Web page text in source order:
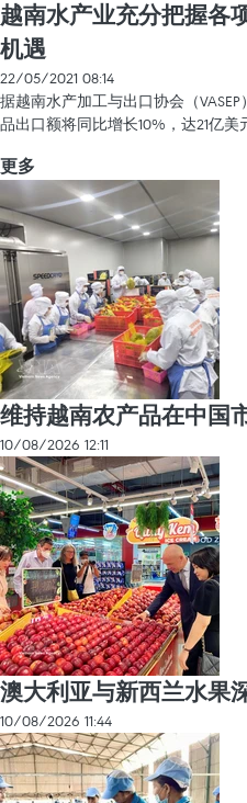
越南水产业充分把握各
机遇
22/05/2021 08:14
据越南水产加工与出口协会（
品出口额将同比增长10%，达21亿美
更多
维持越南农产品在中国
10/08/2026 12:11
澳大利亚与新西兰水果
10/08/2026 11:44